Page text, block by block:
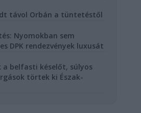
távol Orbán a tüntetéstől
Nyomokban sem
DPK rendezvények luxusát
belfasti késelőt, súlyos
törtek ki Észak-